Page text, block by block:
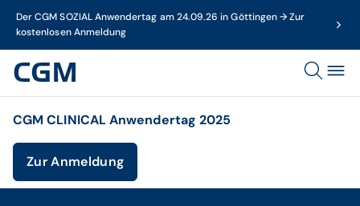
Der CGM SOZIAL Anwendertag am 24.09.26 in Göttingen → Zur
kostenlosen Anmeldung
CGM CLINICAL Anwendertag 2025
Zur Anmeldung